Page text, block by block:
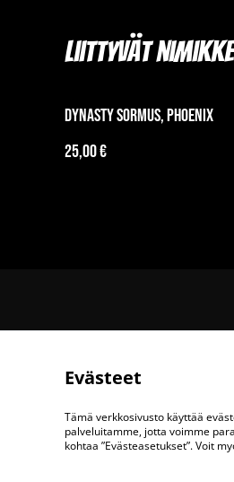
Liittyvät
Dynasty Sormus, Phoenix
25,00 €
©2026 Up the Wazoo
Evästeet
Tämä verkkosivusto käyttää
palveluitamme, jotta voimme
kohtaa ”Evästeasetukset”. Voit